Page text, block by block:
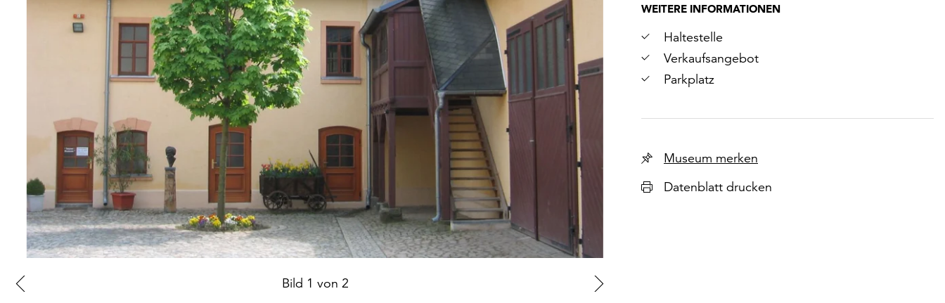
Bild 1 von 2
WEITERE INFORMATIONEN
Haltestelle
Verkaufsangebot
Parkplatz
Museum merken
Datenblatt drucken